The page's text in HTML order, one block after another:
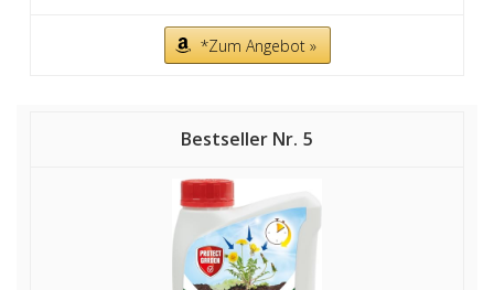
*Zum Angebot »
5